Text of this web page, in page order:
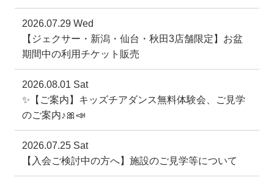
2026.07.29 Wed
【ジェクサー・新潟・仙台・秋田3店舗限定】お盆
期間中の利用チケット販売
2026.08.01 Sat
✨【ご案内】キッズチアダンス無料体験会、ご見学
のご案内♪🎀📣
2026.07.25 Sat
【入会ご検討中の方へ】施設のご見学等について